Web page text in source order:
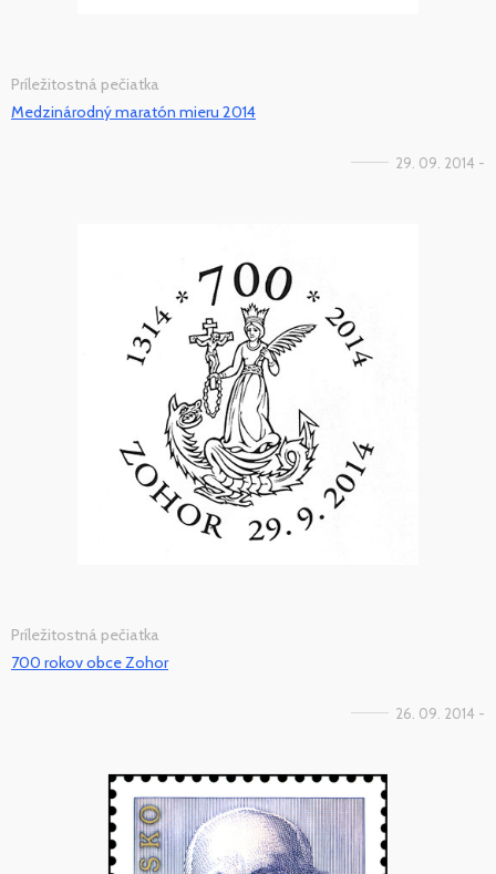
Príležitostná pečiatka
Medzinárodný maratón mieru 2014
29. 09. 2014 -
Príležitostná pečiatka
700 rokov obce Zohor
26. 09. 2014 -